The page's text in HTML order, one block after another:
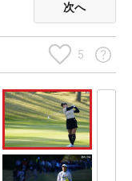
次へ
5